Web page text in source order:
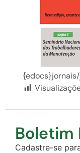
Boletim
Cadastre-se